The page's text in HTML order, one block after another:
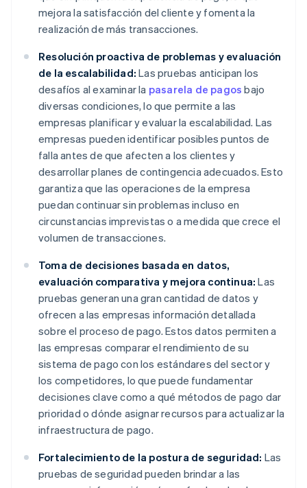
mejora la satisfacción del cliente y fomenta la
realización de más transacciones.
Resolución proactiva de problemas y evaluación
de la escalabilidad: Las pruebas anticipan los
desafíos al examinar la pasarela de pagos bajo
diversas condiciones, lo que permite a las
empresas planificar y evaluar la escalabilidad. Las
empresas pueden identificar posibles puntos de
falla antes de que afecten a los clientes y
desarrollar planes de contingencia adecuados. Esto
garantiza que las operaciones de la empresa
puedan continuar sin problemas incluso en
circunstancias imprevistas o a medida que crece el
volumen de transacciones.
Toma de decisiones basada en datos,
evaluación comparativa y mejora continua: Las
pruebas generan una gran cantidad de datos y
ofrecen a las empresas información detallada
sobre el proceso de pago. Estos datos permiten a
las empresas comparar el rendimiento de su
sistema de pago con los estándares del sector y
los competidores, lo que puede fundamentar
decisiones clave como a qué métodos de pago dar
prioridad o dónde asignar recursos para actualizar la
infraestructura de pago.
Fortalecimiento de la postura de seguridad: Las
pruebas de seguridad pueden brindar a las